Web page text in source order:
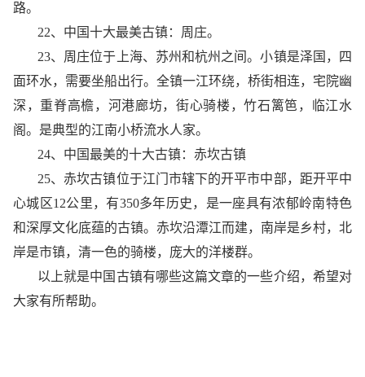
路。
22、中国十大最美古镇：周庄。
23、周庄位于上海、苏州和杭州之间。小镇是泽国，四
面环水，需要坐船出行。全镇一江环绕，桥街相连，宅院幽
深，重脊高檐，河港廊坊，街心骑楼，竹石篱笆，临江水
阁。是典型的江南小桥流水人家。
24、中国最美的十大古镇：赤坎古镇
25、赤坎古镇位于江门市辖下的开平市中部，距开平中
心城区12公里，有350多年历史，是一座具有浓郁岭南特色
和深厚文化底蕴的古镇。赤坎沿潭江而建，南岸是乡村，北
岸是市镇，清一色的骑楼，庞大的洋楼群。
以上就是中国古镇有哪些这篇文章的一些介绍，希望对
大家有所帮助。